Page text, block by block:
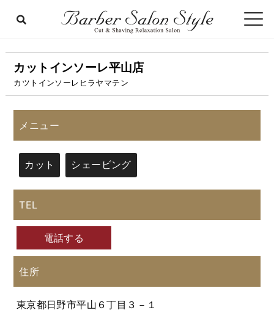
カットインソーレ平山店
カツトインソーレヒラヤマテン
メニュー
カット シェービング
TEL
電話する
住所
東京都日野市平山６丁目３－１